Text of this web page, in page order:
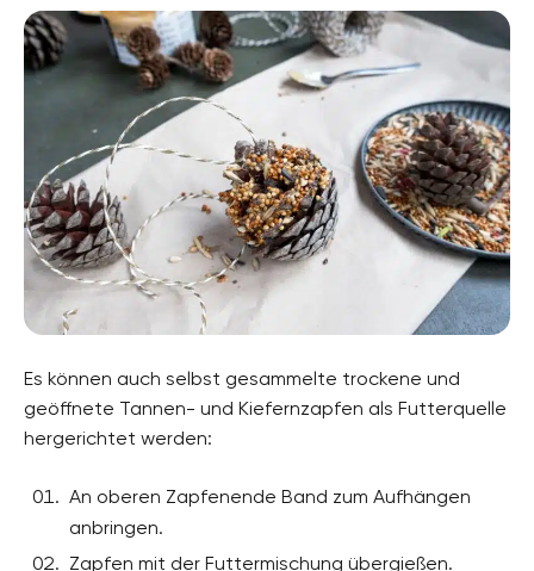
Es können auch selbst gesammelte trockene und
geöffnete Tannen- und Kiefernzapfen als Futterquelle
hergerichtet werden:
An oberen Zapfenende Band zum Aufhängen
anbringen.
Zapfen mit der Futtermischung übergießen.